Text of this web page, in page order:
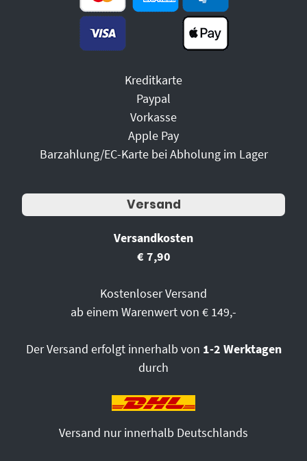
Kreditkarte
Paypal
Vorkasse
Apple Pay
Barzahlung/EC-Karte bei Abholung im Lager
Versand
Versandkosten
€ 7,90
Kostenloser Versand
ab einem Warenwert von € 149,-
Der Versand erfolgt innerhalb von 1-2 Werktagen
durch
Versand nur innerhalb Deutschlands